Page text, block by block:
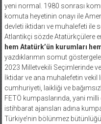
yeni normal. 1980 sonrası
komuta heyetinin onayı ile
devleti iktidarı ve muhalefeti ile
Atlantikçi sözde Atatürkçülere
hem Atatürk’ün kurumları
yazdıklarımın somut
2023 Milletvekili Seçimlerinde
İktidar ve ana muhalefetin
cumhuriyeti, laikliği ve
FETÖ kumpaslarında, yani
istihbarat ajansları adına
Türkiye’nin bölünmez